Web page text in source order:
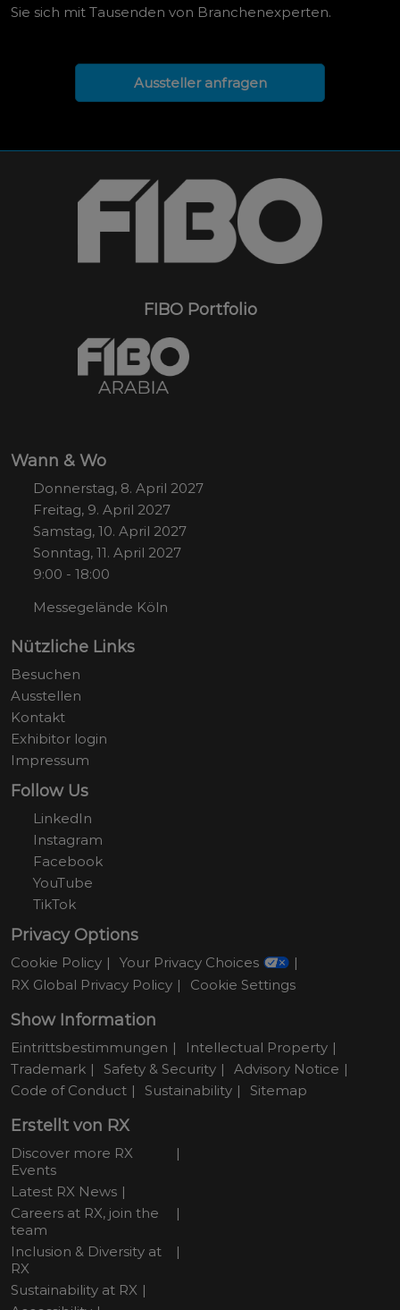
Sie sich mit Tausenden von Branchenexperten.
Aussteller anfragen
FIBO Portfolio
Wann & Wo
Donnerstag, 8. April 2027
Freitag, 9. April 2027
Samstag, 10. April 2027
Sonntag, 11. April 2027
9:00 - 18:00
Messegelände Köln
Nützliche Links
Besuchen
Ausstellen
Kontakt
Exhibitor login
Impressum
Follow Us
LinkedIn
Instagram
Facebook
YouTube
TikTok
Privacy Options
Cookie Policy
Your Privacy Choices
RX Global Privacy Policy
Cookie Settings
Show Information
Eintrittsbestimmungen
Intellectual Property
Trademark
Safety & Security
Advisory Notice
Code of Conduct
Sustainability Sitemap
Erstellt von RX
Discover more RX
Events
Latest RX News
Careers at RX, join the
team
Inclusion & Diversity at
RX
Sustainability at RX